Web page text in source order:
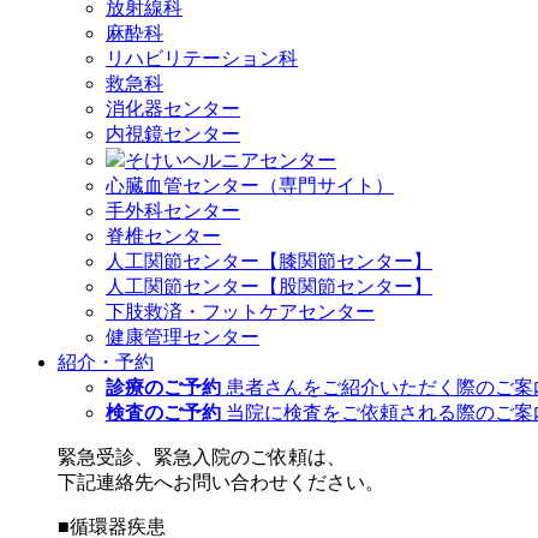
放射線科
麻酔科
リハビリテーション科
救急科
消化器センター
内視鏡センター
そけいヘルニアセンター
心臓血管センター（専門サイト）
手外科センター
脊椎センター
人工関節センター【膝関節センター】
人工関節センター【股関節センター】
下肢救済・フットケアセンター
健康管理センター
紹介・予約
診療のご予約 患者さんをご紹介いただく際のご案
検査のご予約 当院に検査をご依頼される際のご案
緊急受診、緊急入院のご依頼は、
下記連絡先へお問い合わせください。
■循環器疾患